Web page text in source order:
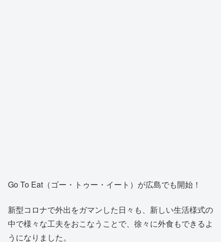
Go To Eat（ゴー・トゥー・イート）が広島でも開始！
新型コロナで外出をガマンした日々も、新しい生活様式の
中で様々な工夫をおこなうことで、徐々に外食もできるよ
うになりました。